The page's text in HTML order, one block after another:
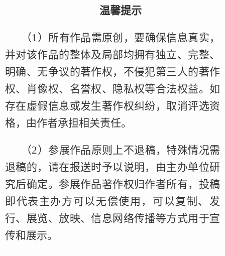
温馨提示
（1）所有作品需原创，要确保信息真实，
并对该作品的整体及局部均拥有独立、完整、
明确、无争议的著作权，不侵犯第三人的著作
权、肖像权、名誉权、隐私权等合法权益。如
存在虚假信息或发生著作权纠纷，取消评选资
格，由作者承担相关责任。
（2）参展作品原则上不退稿，特殊情况需
退稿的，请在报送时予以说明，由主办单位研
究后确定。参展作品著作权归作者所有，投稿
即代表主办方可以无偿使用，可以复制、发
行、展览、放映、信息网络传播等方式用于宣
传和展示。